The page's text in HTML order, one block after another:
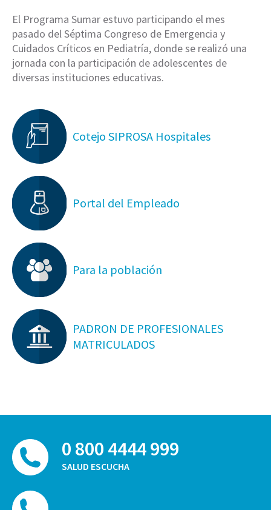
El Programa Sumar estuvo participando el mes
pasado del Séptima Congreso de Emergencia y
Cuidados Críticos en Pediatría, donde se realizó una
jornada con la participación de adolescentes de
diversas instituciones educativas.
Cotejo SIPROSA Hospitales
Portal del Empleado
Para la población
PADRON DE PROFESIONALES
MATRICULADOS
0 800 4444 999
SALUD ESCUCHA